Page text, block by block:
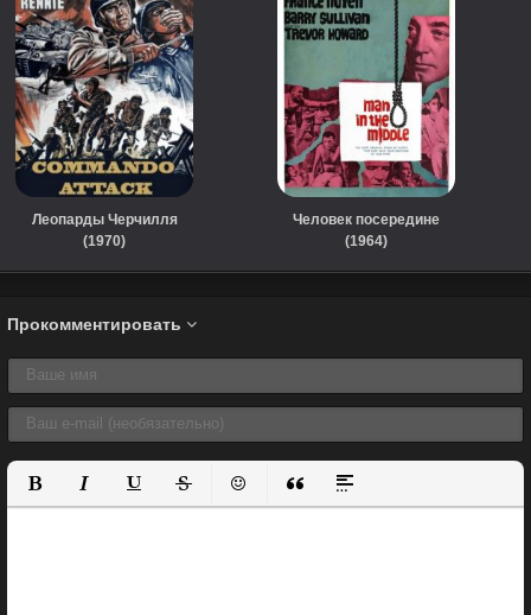
Леопарды Черчилля
(1970)
Человек посередине
(1964)
Прокомментировать
Полужирный
КурсивПодчеркнутый
ЗачеркнутыйВставить смайлик
Вставка цитаты
Вставка спойлера